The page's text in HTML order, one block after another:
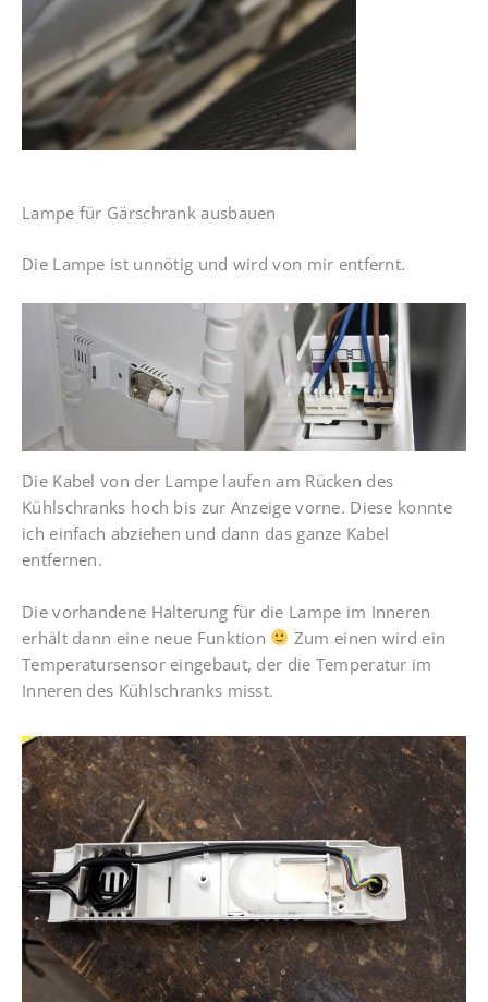
Lampe für Gärschrank ausbauen
Die Lampe ist unnötig und wird von mir entfernt.
Die Kabel von der Lampe laufen am Rücken des
Kühlschranks hoch bis zur Anzeige vorne. Diese konnte
ich einfach abziehen und dann das ganze Kabel
entfernen.
Die vorhandene Halterung für die Lampe im Inneren
erhält dann eine neue Funktion
Zum einen wird ein
Temperatursensor eingebaut, der die Temperatur im
Inneren des Kühlschranks misst.